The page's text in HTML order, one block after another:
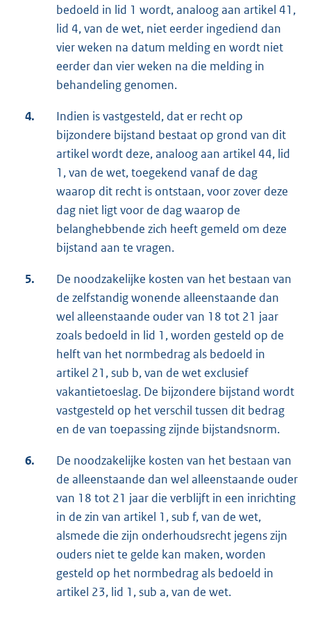
bedoeld in lid 1 wordt, analoog aan artikel 41,
lid 4, van de wet, niet eerder ingediend dan
vier weken na datum melding en wordt niet
eerder dan vier weken na die melding in
behandeling genomen.
4.
Indien is vastgesteld, dat er recht op
bijzondere bijstand bestaat op grond van dit
artikel wordt deze, analoog aan artikel 44, lid
1, van de wet, toegekend vanaf de dag
waarop dit recht is ontstaan, voor zover deze
dag niet ligt voor de dag waarop de
belanghebbende zich heeft gemeld om deze
bijstand aan te vragen.
5.
De noodzakelijke kosten van het bestaan van
de zelfstandig wonende alleenstaande dan
wel alleenstaande ouder van 18 tot 21 jaar
zoals bedoeld in lid 1, worden gesteld op de
helft van het normbedrag als bedoeld in
artikel 21, sub b, van de wet exclusief
vakantietoeslag. De bijzondere bijstand wordt
vastgesteld op het verschil tussen dit bedrag
en de van toepassing zijnde bijstandsnorm.
6.
De noodzakelijke kosten van het bestaan van
de alleenstaande dan wel alleenstaande ouder
van 18 tot 21 jaar die verblijft in een inrichting
in de zin van artikel 1, sub f, van de wet,
alsmede die zijn onderhoudsrecht jegens zijn
ouders niet te gelde kan maken, worden
gesteld op het normbedrag als bedoeld in
artikel 23, lid 1, sub a, van de wet.